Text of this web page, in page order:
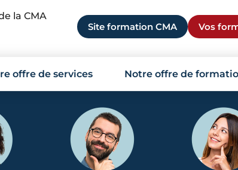
la CMA
Site formation CMA Vos
offre de services Notre offre de